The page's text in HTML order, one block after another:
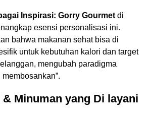
Inspirasi: Gorry Gourmet di
esensi personalisasi ini.
bahwa makanan sehat bisa di
untuk kebutuhan kalori dan target
mengubah paradigma
Minuman yang Di layani